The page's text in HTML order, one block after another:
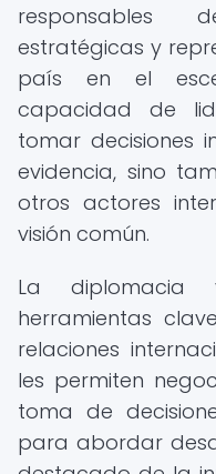
responsables
estratégicas y
país en el
capacidad de
tomar decisiones
evidencia, sino
otros actores
visión común.
La diplomacia
herramientas
relaciones
les permiten
toma de
para abordar